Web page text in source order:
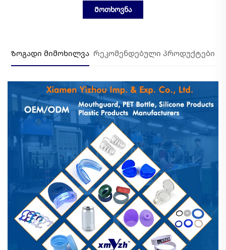
Მოთხოვნა
Ზოგადი მიმოხილვა Რეკომენდებული პროდუქტები